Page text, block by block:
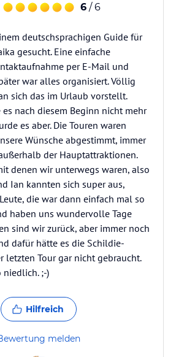
6 / 6
deutschsprachigen Guide für
gesucht. Eine einfache
per E-Mail und
war alles organisiert. Völlig
sich das im Urlaub vorstellt.
nach diesem Beginn nicht mehr
es aber. Die Touren waren
Wünsche abgestimmt, immer
der Hauptattraktionen.
denen wir unterwegs waren, also
Ian kannten sich super aus,
die war dann einfach mal so
haben uns wundervolle Tage
sind wir zurück, aber immer noch
dafür hätte es die Schildie-
letzten Tour gar nicht gebraucht.
niedlich. ;-)
Hilfreich
melden